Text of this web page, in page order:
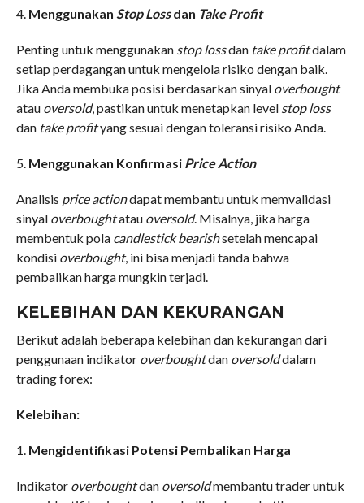
4. Menggunakan Stop Lossdan Take Profit
Penting untuk menggunakan stop lossdan take profitdalam
setiap perdagangan untuk mengelola risiko dengan baik.
Jika Anda membuka posisi berdasarkan sinyal overbought
atau oversold, pastikan untuk menetapkan level stop loss
dan take profityang sesuai dengan toleransi risiko Anda.
5. Menggunakan Konfirmasi Price Action
Analisis price actiondapat membantu untuk memvalidasi
sinyal overboughtatau oversold. Misalnya, jika harga
membentuk pola candlestick bearishsetelah mencapai
kondisi overbought, ini bisa menjadi tanda bahwa
pembalikan harga mungkin terjadi.
KELEBIHAN DAN KEKURANGAN
Berikut adalah beberapa kelebihan dan kekurangan dari
penggunaan indikator overboughtdan oversolddalam
trading forex:
Kelebihan:
1. Mengidentifikasi Potensi Pembalikan Harga
Indikator overboughtdan oversoldmembantu trader untuk